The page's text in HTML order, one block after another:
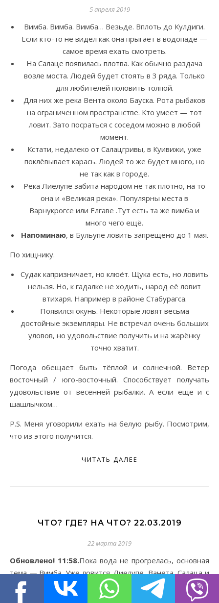
5 апреля 2019
Вимба. Вимба. Вимба… Везьде. Вплоть до Кулдиги.
Если кто-то не видел как она прыгает в водопаде —
самое время ехать смотреть.
На Салаце появилась плотва. Как обычно раздача
возле моста. Людей будет стоять в 3 ряда. Только
для любителей половить толпой.
Для них же река Вента около Бауска. Рота рыбаков
на ограниченном пространстве. Кто умеет — тот
ловит. Зато посраться с соседом можно в любой
момент.
Кстати, недалеко от Салацгривы, в Куивижи, уже
поклёвывает карась. Людей то же будет много, но
не так как в городе.
Река Лиелупе забита народом не так плотно, на то
она и «Великая река». Популярны места в
Варнукрогсе или Елгаве .Тут есть та же вимба и
много чего ещё.
Напоминаю, в Бульупе ловить запрещено до 1 мая.
По хищнику.
Судак капризничает, но клюёт. Щука есть, но ловить
нельзя. Но, к гадалке не ходить, народ её ловит
втихаря. Например в районе Стабурагса.
Появился окунь. Некоторые ловят весьма
достойные экземпляры. Не встречал очень больших
уловов, но удовольствие получить и на жарёнку
точно хватит.
Погода обещает быть тёплой и солнечной. Ветер
восточный / юго-восточный. Способствует получать
удовольствие от весенней рыбалки. А если ещё и с
шашлычком…
P.S. Меня уговорили ехать на белую рыбу. Посмотрим,
что из этого получится.
ЧИТАТЬ ДАЛЕЕ
ЧТО? ГДЕ? НА ЧТО? 22.03.2019
22 марта 2019
Обновлено! 11:58.Пока вода не прогрелась, основная
тема — Вимба. Уже ловится. Лиелупе, Ванета, Салаца и
т.д.. Пока больше в низовьях. Снег и лёд тает. На
большинстве рек мутная вода и сильное течение.